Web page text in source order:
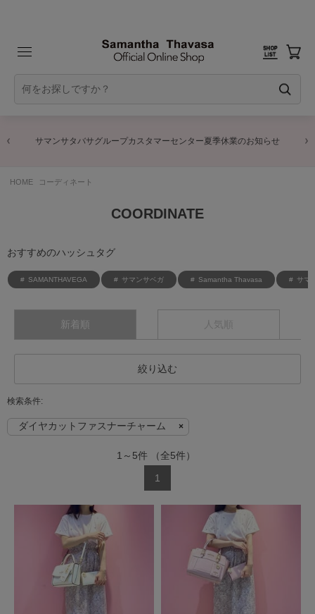
サマンサタバサグループカスタマーセンター夏季休業のお知らせ
HOME コーディネート
COORDINATE
おすすめのハッシュタグ
SAMANTHAVEGA サマンサベガ Samantha Thavasa サマ
新着順 人気順
絞り込む
ダイヤカットファスナーチャーム
1 ～ 5件 （全5件）
1